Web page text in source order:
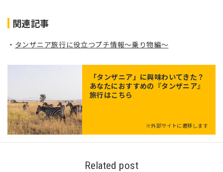
関連記事
タンザニア旅行に役立つプチ情報～乗り物編～
「タンザニア 」に興味わいてきた？
あなたにおすすめの『タンザニア』
旅行はこちら
※外部サイトに遷移します
Related post